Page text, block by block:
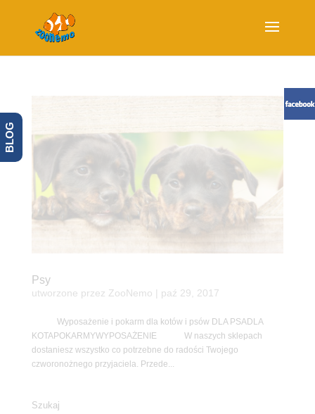
Psy
utworzone przez ZooNemo paź 29, 2017
Wyposażenie i pokarm dla kotów i psów DLA PSADLA
KOTAPOKARMYWYPOSAŻENIE W naszych sklepach
dostaniesz wszystko co potrzebne do radości Twojego
czworonożnego przyjaciela. Przede...
Szukaj
BLOG